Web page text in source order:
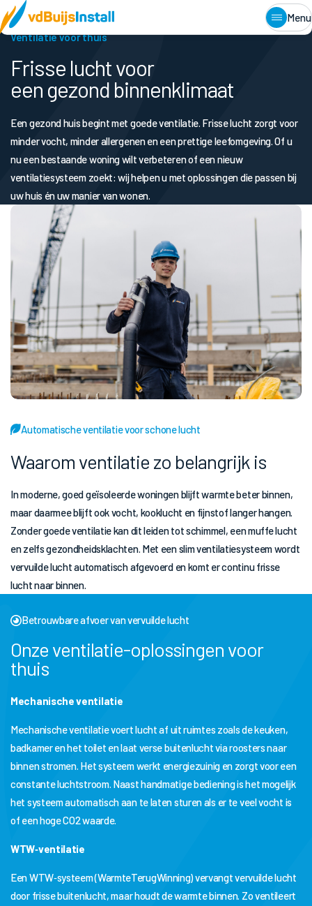
Menu
Home
Ventilatie voor thuis
Frisse lucht voor
een gezond binnenklimaat
Een gezond huis begint met goede ventilatie. Frisse lucht zorgt voor
minder vocht, minder allergenen en een prettige leefomgeving. Of u
nu een bestaande woning wilt verbeteren of een nieuw
ventilatiesysteem zoekt: wij helpen u met oplossingen die passen bij
uw huis én uw manier van wonen.
Automatische ventilatie voor schone lucht
Waarom ventilatie zo belangrijk is
In moderne, goed geïsoleerde woningen blijft warmte beter binnen,
maar daarmee blijft ook vocht, kooklucht en fijnstof langer hangen.
Zonder goede ventilatie kan dit leiden tot schimmel, een muffe lucht
en zelfs gezondheidsklachten. Met een slim ventilatiesysteem wordt
vervuilde lucht automatisch afgevoerd en komt er continu frisse
lucht naar binnen.
Betrouwbare afvoer van vervuilde lucht
Onze ventilatie-oplossingen voor
thuis
Mechanische ventilatie
Mechanische ventilatie voert lucht af uit ruimtes zoals de keuken,
badkamer en het toilet en laat verse buitenlucht via roosters naar
binnen stromen. Het systeem werkt energiezuinig en zorgt voor een
constante luchtstroom. Naast handmatige bediening is het mogelijk
het systeem automatisch aan te laten sturen als er te veel vocht is
of een hoge CO2 waarde.
WTW‑ventilatie
Een WTW‑systeem (WarmteTerugWinning) vervangt vervuilde lucht
door frisse buitenlucht, maar houdt de warmte binnen. Zo ventileert